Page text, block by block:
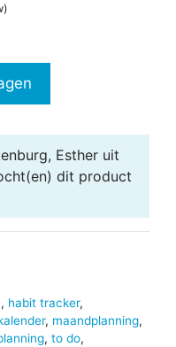
Esther uit
dit product
, habit tracker,
, maandplanning,
, to do,